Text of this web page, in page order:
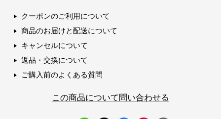
クーポンのご利用について
商品のお届けと配送について
キャンセルについて
返品・交換について
ご購入前のよくある質問
この商品について問い合わせる